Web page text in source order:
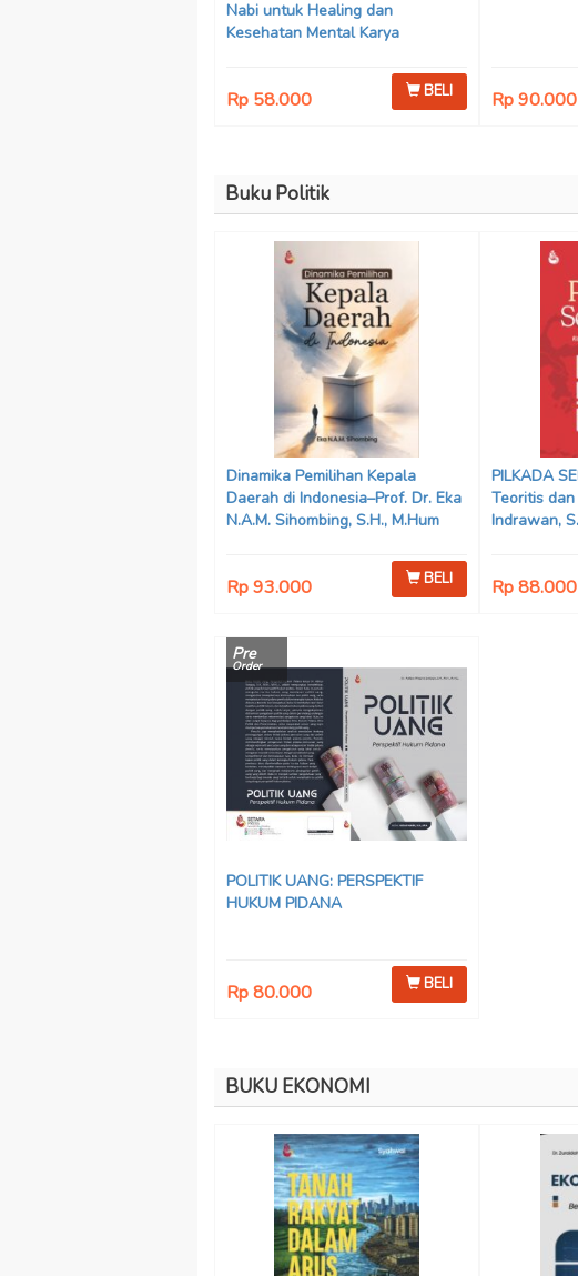
Nabi untuk Healing dan
Kesehatan Mental Karya
Ilham Ramadhan, Lu’lu’atus
Saniyya Fadhila, Avanda Chintya
Rp 58.000 BELI Rp 90.000
Buku Politik
Dinamika Pemilihan Kepala
Daerah di Indonesia–Prof. Dr. Eka
N.A.M. Sihombing, S.H., M.Hum
Rp 93.000 BELI
PILKADA
Teoritis
Indrawan,
Rp 88.000
Pre
Order
POLITIK UANG: PERSPEKTIF
HUKUM PIDANA
Rp 80.000 BELI
BUKU EKONOMI